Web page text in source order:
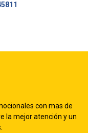
con mas de
la mejor atención y un